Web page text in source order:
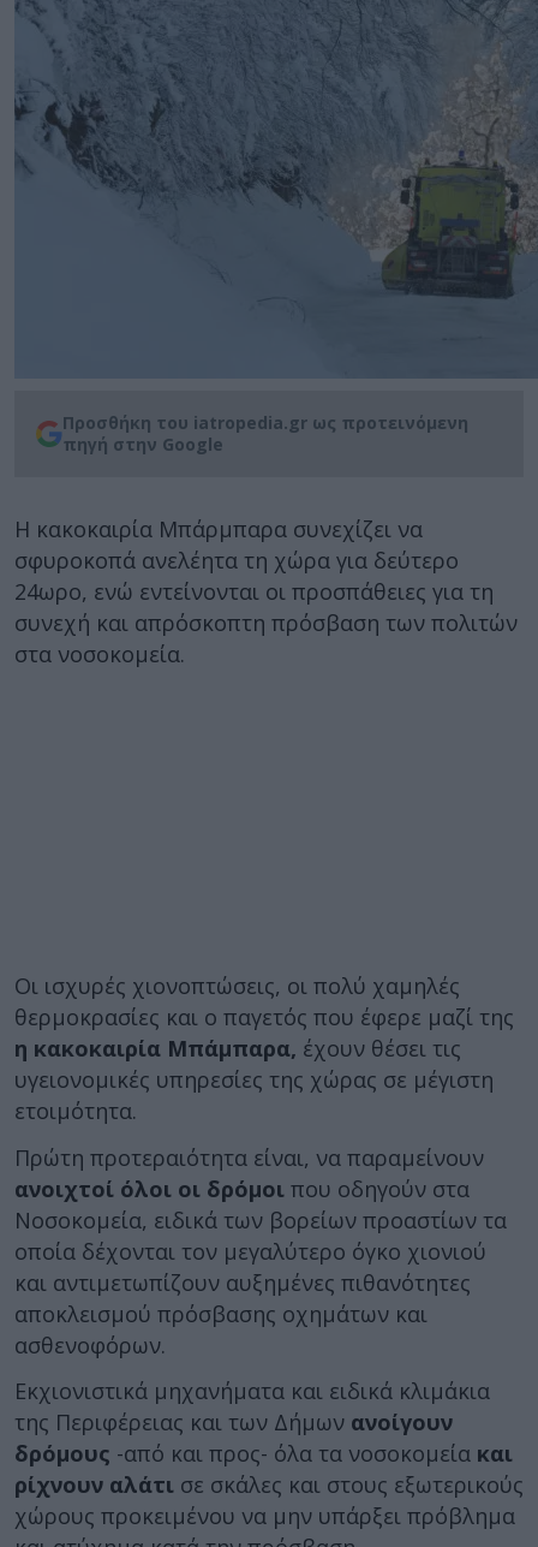
Προσθήκη του iatropedia.gr ως προτεινόμενη
πηγή στην Google
Η κακοκαιρία Μπάρμπαρα συνεχίζει να
σφυροκοπά ανελέητα τη χώρα για δεύτερο
24ωρο, ενώ εντείνονται οι προσπάθειες για τη
συνεχή και απρόσκοπτη πρόσβαση των πολιτών
στα νοσοκομεία.
Οι ισχυρές χιονοπτώσεις, οι πολύ χαμηλές
θερμοκρασίες και ο παγετός που έφερε μαζί της
η κακοκαιρία Μπάμπαρα, έχουν θέσει τις
υγειονομικές υπηρεσίες της χώρας σε μέγιστη
ετοιμότητα.
Πρώτη προτεραιότητα είναι, να παραμείνουν
ανοιχτοί όλοι οι δρόμοι που οδηγούν στα
Νοσοκομεία, ειδικά των βορείων προαστίων τα
οποία δέχονται τον μεγαλύτερο όγκο χιονιού
και αντιμετωπίζουν αυξημένες πιθανότητες
αποκλεισμού πρόσβασης οχημάτων και
ασθενοφόρων.
Εκχιονιστικά μηχανήματα και ειδικά κλιμάκια
της Περιφέρειας και των Δήμων ανοίγουν
δρόμους -από και προς- όλα τα νοσοκομεία και
ρίχνουν αλάτι σε σκάλες και στους εξωτερικούς
χώρους προκειμένου να μην υπάρξει πρόβλημα